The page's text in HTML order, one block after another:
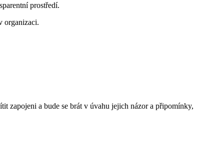
prostředí.
organizaci.
zapojeni a bude se brát v úvahu jejich názor a připomínky,